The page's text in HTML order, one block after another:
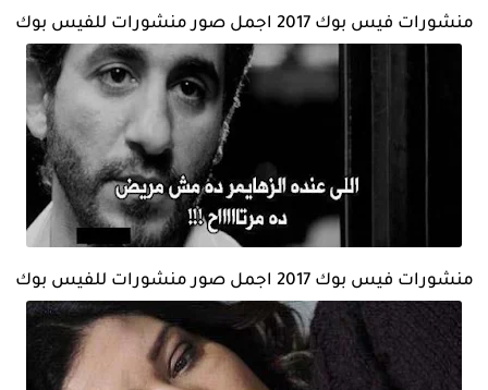
منشورات فيس بوك 2017 اجمل صور منشورات للفيس بوك
منشورات فيس بوك 2017 اجمل صور منشورات للفيس بوك